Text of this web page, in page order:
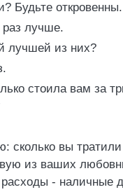
Будьте откровенны.
лучше.
лучшей из них?
стоила вам за
сколько вы
из ваших
- наличные